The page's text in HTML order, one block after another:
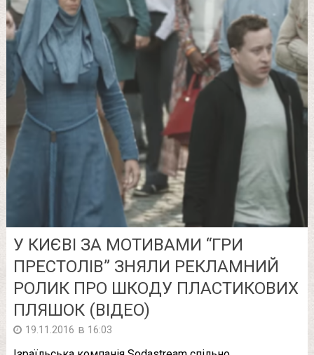
У КИЄВІ ЗА МОТИВАМИ “ГРИ
ПРЕСТОЛІВ” ЗНЯЛИ РЕКЛАМНИЙ
РОЛИК ПРО ШКОДУ ПЛАСТИКОВИХ
ПЛЯШОК (ВІДЕО)
19.11.2016 в 16:03